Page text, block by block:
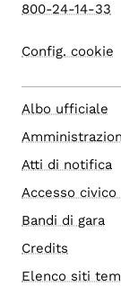
800-24-14-33
Config. cookie
Albo ufficiale
Atti di notifica
Accesso
Bandi di gara
Credits
Elenco siti